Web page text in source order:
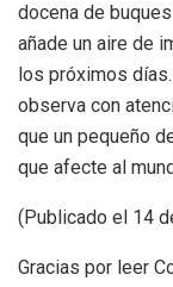
docena de
añade un aire de
los próximos
observa con
que un pequeño
que afecte al
(Publicado el 14
Gracias por leer